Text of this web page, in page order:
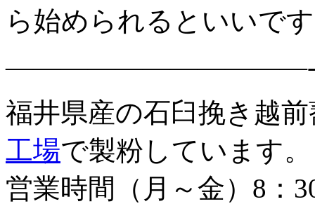
ら始められるといいで
福井県産の石臼挽き越
工場で製粉しています。
営業時間（月～金）8：